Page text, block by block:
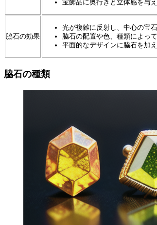
宝飾品に奥行きと立体感を与え
脇石の効果
光が複雑に反射し、中心の宝
脇石の配置や色、種類によっ
平面的なデザインに脇石を加
脇石の種類